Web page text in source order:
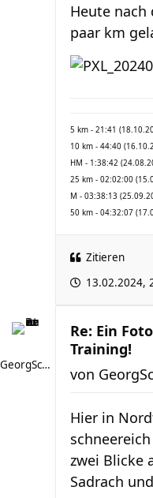
Heute nach
paar km
5 km - 21:41
10 km - 44:40
HM - 1:38:42
25 km - 02:02:00
M - 03:38:13
50 km - 04:32:07
Zitieren
13.02.2024,
GeorgSchoenegger
Re: Ein
Training!
von
Hier in
zwei Blicke
Sadrach